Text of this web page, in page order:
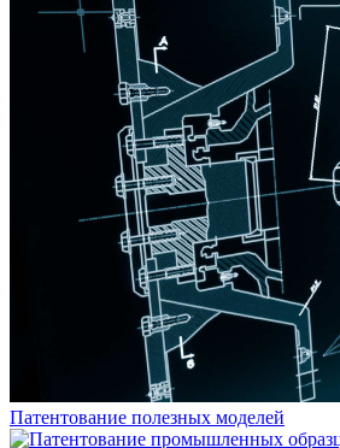
Патентование полезных моделей